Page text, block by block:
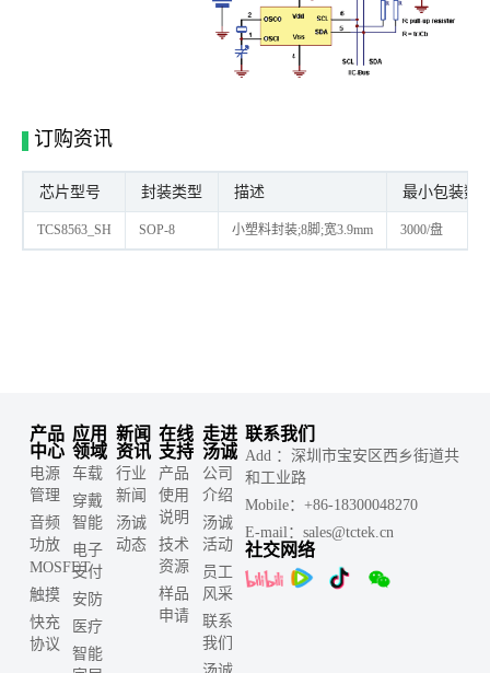
订购资讯
芯片型号 封装类型 描述 最小包装数
TCS8563_SH SOP-8 小塑料封装;8脚;宽3.9mm 3000/盘
产品
中心
电源
管理
音频
功放
MOSFET
触摸
快充
协议
应用
领域
车载
穿戴
智能
电子
支付
安防
医疗
智能
新闻
资讯
行业
新闻
汤诚
动态
在线
支持
产品
使用
说明
技术
资源
样品
申请
走进
汤诚
公司
介绍
汤诚
活动
员工
风采
联系
我们
联系我们
Add ：深圳市宝安区西乡街道共
和工业路
Mobile：+86-18300048270
E-mail：sales@tctek.cn
社交网络